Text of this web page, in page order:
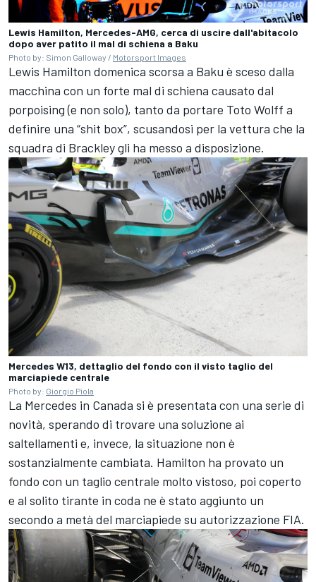
Lewis Hamilton, Mercedes-AMG, cerca di uscire dall'abitacolo
dopo aver patito il mal di schiena a Baku
Photo by: Simon Galloway / Motorsport Images
Lewis Hamilton domenica scorsa a Baku è sceso dalla
macchina con un forte mal di schiena causato dal
porpoising (e non solo), tanto da portare Toto Wolff a
definire una “shit box”, scusandosi per la vettura che la
squadra di Brackley gli ha messo a disposizione.
Mercedes W13, dettaglio del fondo con il visto taglio del
marciapiede centrale
Photo by: Giorgio Piola
La Mercedes in Canada si è presentata con una serie di
novità, sperando di trovare una soluzione ai
saltellamenti e, invece, la situazione non è
sostanzialmente cambiata. Hamilton ha provato un
fondo con un taglio centrale molto vistoso, poi coperto
e al solito tirante in coda ne è stato aggiunto un
secondo a metà del marciapiede su autorizzazione FIA.